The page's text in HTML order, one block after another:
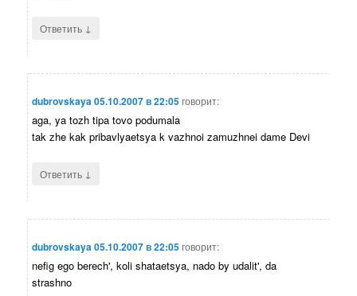
Ответить ↓
dubrovskaya05.10.2007 в 22:05говорит:
aga, ya tozh tipa tovo podumala
tak zhe kak pribavlyaetsya k vazhnoi zamuzhnei dame Devi
Ответить ↓
dubrovskaya05.10.2007 в 22:05говорит:
nefig ego berech', koli shataetsya, nado by udalit', da
strashno